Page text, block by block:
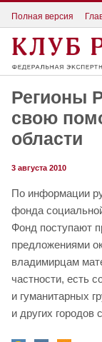
Полная версия
Регионы
свою
области
3 августа 2010
По информации
фонда
Фонд поступают
предложениями
владимирцам
частности, есть
и гуманитарных
и других городов